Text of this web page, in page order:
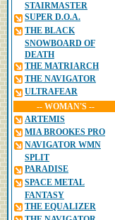
STAIRMASTER
SUPER D.O.A.
THE BLACK
SNOWBOARD OF
DEATH
THE MATRIARCH
THE NAVIGATOR
ULTRAFEAR
-- WOMAN'S --
ARTEMIS
MIA BROOKES PRO
NAVIGATOR WMN
SPLIT
PARADISE
SPACE METAL
FANTASY
THE EQUALIZER